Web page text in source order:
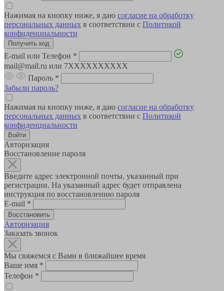
Нажимая на кнопку ниже, я даю согласие на обработку
персональных данных в соответствии с Политикой
конфиденциальности
E-mail или Телефон *
mail@mail.ru или 7XXXXXXXXXX
Пароль *
Забыли пароль?
Нажимая на кнопку ниже, я даю согласие на обработку
персональных данных в соответствии с Политикой
конфиденциальности
Авторизация
Восстановление пароля
Введите адрес электронной почты, указанный при
регистрации. На указанный адрес будет отправлена
инструкция по восстановлению пароля
E-mail *
Авторизация
Заказать звонок
Мы свяжемся с Вами в ближайшее время
Ваше имя *
Телефон *